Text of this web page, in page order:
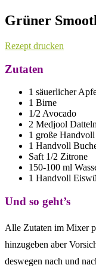
Grüner
Rezept drucken
Zutaten
1 säuerlicher
1 Birne
1/2 Avocado
2 Medjool Datteln
1 große
1 Handvoll
Saft 1/2 Zitrone
150-100 ml
1 Handvoll
Und so geht’s
Alle Zutaten im Mixer
hinzugeben aber
deswegen nach und